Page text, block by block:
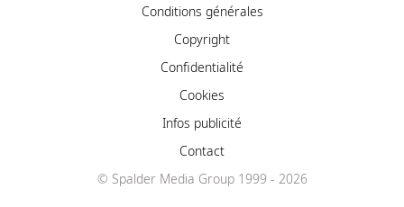
Conditions générales
Copyright
Confidentialité
Cookies
Infos publicité
Contact
© Spalder Media Group 1999 - 2026